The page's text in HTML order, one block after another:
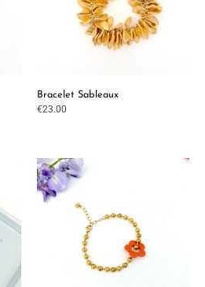
Bracelet Sableaux
€23.00